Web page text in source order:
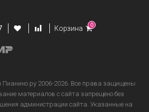
Корзина 0
Пианино.ру 2006-2026. Все права защищены
материалов с сайта запрещено без
администрации сайта. Указанные на